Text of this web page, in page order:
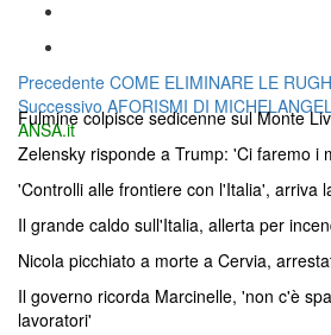
Navigazione
articoli
Precedente Articolo
precedente:
COME ELIMINARE LE
Successivo Articolo
successivo:
AFORISMI DI
ANSA.it
Fulmine colpisce sedicenne sul Monte
Zelensky risponde a Trump: 'Ci faremo i
'Controlli alle frontiere con l'Italia', arriva
Il grande caldo sull'Italia, allerta per
Nicola picchiato a morte a Cervia,
Il governo ricorda Marcinelle, 'non c'è
lavoratori'